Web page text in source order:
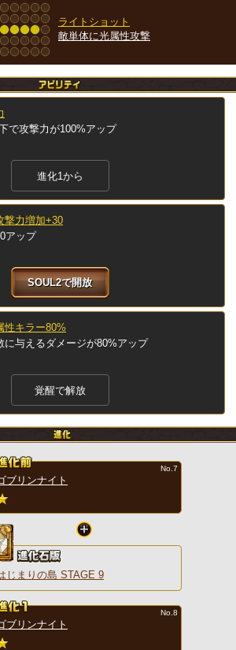
ライトショット
敵単体に光属性攻撃
で攻撃力が100%アップ
進化1から
撃力増加+30
アップ
SOUL2で開放
性キラー80%
に与えるダメージが80%アップ
覚醒で解放
ブリンナイト
No.7
じまりの島 STAGE 9
ブリンナイト
No.8